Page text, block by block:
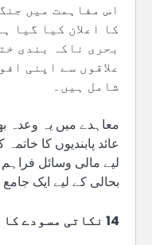
اس مفاہمت میں
کا اعلان کیا گیا
بحری ناکہ بندی
علاقوں سے اپنی
شامل ہیں۔
معاہدے میں یہ وعدہ
عائد پابندیوں کا
لیے مالی وسائل
بحالی کے لیے ایک
14 نکاتی مسودے کا مکمل اردو ترجمہ پیش ہے: